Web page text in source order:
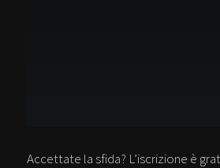
Accettate la sfida? L’iscrizione è